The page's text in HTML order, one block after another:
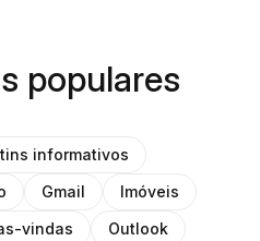
populares
informativos
Gmail
Imóveis
vindas
Outlook